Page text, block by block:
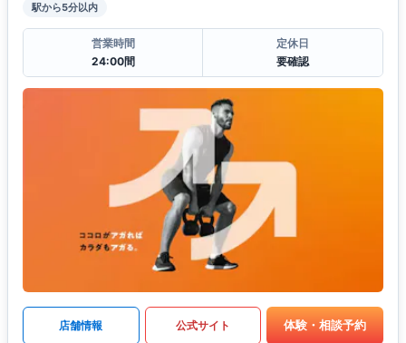
駅から5分以内
営業時間
24:00間
定休日
要確認
店舗情報 公式サイト 体験・相談予約